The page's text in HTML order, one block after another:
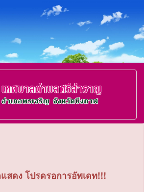
สดง โปรดรอการอัพเดท!!!